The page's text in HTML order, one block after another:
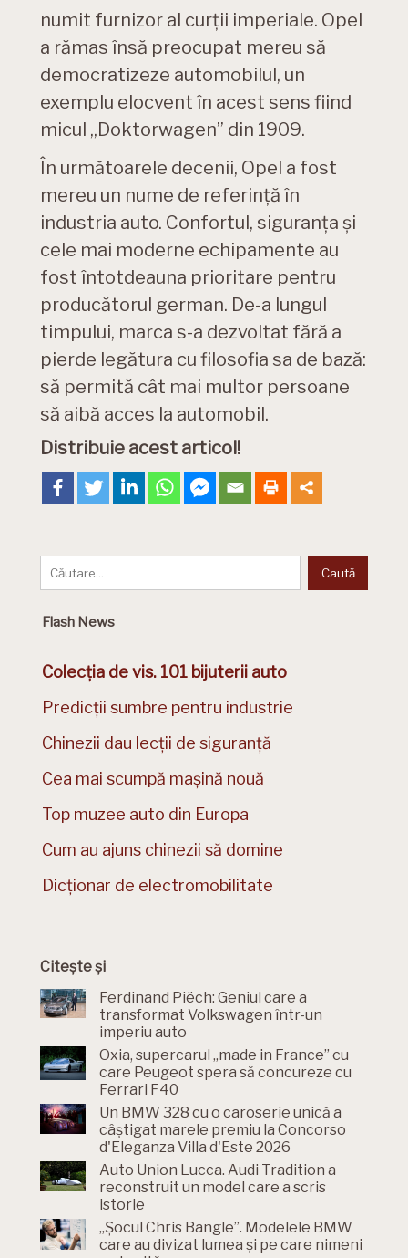
numit furnizor al curții imperiale. Opel
a rămas însă preocupat mereu să
democratizeze automobilul, un
exemplu elocvent în acest sens fiind
micul „Doktorwagen” din 1909.
În următoarele decenii, Opel a fost
mereu un nume de referință în
industria auto. Confortul, siguranța și
cele mai moderne echipamente au
fost întotdeauna prioritare pentru
producătorul german. De-a lungul
timpului, marca s-a dezvoltat fără a
pierde legătura cu filosofia sa de bază:
să permită cât mai multor persoane
să aibă acces la automobil.
Distribuie acest articol!
Flash News
Colecția de vis. 101 bijuterii auto
Predicții sumbre pentru industrie
Chinezii dau lecții de siguranță
Cea mai scumpă mașină nouă
Top muzee auto din Europa
Cum au ajuns chinezii să domine
Dicționar de electromobilitate
Citește și
Ferdinand Piëch: Geniul care a
transformat Volkswagen într-un
imperiu auto
Oxia, supercarul „made in France” cu
care Peugeot spera să concureze cu
Ferrari F40
Un BMW 328 cu o caroserie unică a
câștigat marele premiu la Concorso
d'Eleganza Villa d'Este 2026
Auto Union Lucca. Audi Tradition a
reconstruit un model care a scris
istorie
„Șocul Chris Bangle”. Modelele BMW
care au divizat lumea și pe care nimeni